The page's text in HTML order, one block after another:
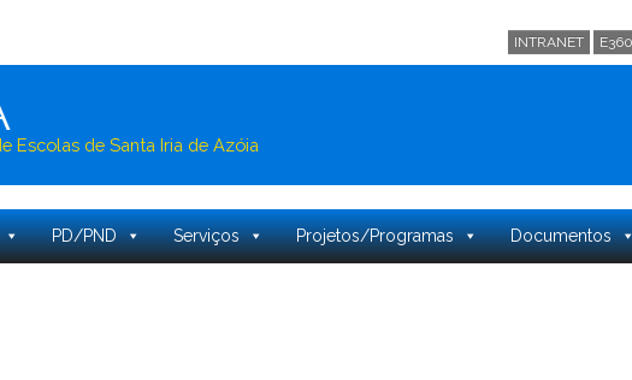
INTRANET E360
Escolas de Santa Iria de Azóia
PD/PND Serviços Projetos/Programas Documentos